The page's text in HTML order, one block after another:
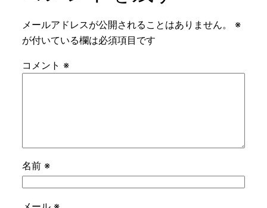
メールアドレスが公開されることはありません。
※
が付いている欄は必須項目です
コメント ※
名前 ※